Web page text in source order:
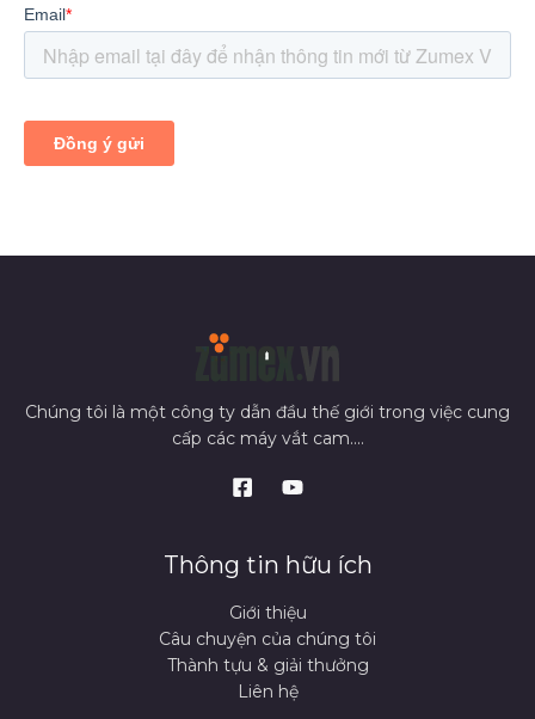
Chúng tôi là một công ty dẫn đầu thế giới trong việc cung
cấp các máy vắt cam....
Thông tin hữu ích
Giới thiệu
Câu chuyện của chúng tôi
Thành tựu & giải thưởng
Liên hệ